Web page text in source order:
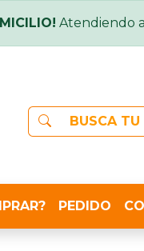
Atendiendo
PEDIDO